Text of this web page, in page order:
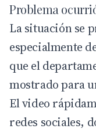
Problema
La situación se
especialmente
que el
mostrado para
El video
redes sociales,